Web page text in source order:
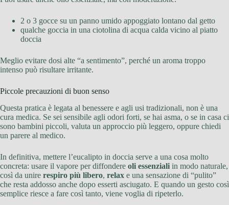
2 o 3 gocce su un panno umido appoggiato lontano dal getto
qualche goccia in una ciotolina di acqua calda vicino al piatto
doccia
Meglio evitare dosi alte “a sentimento”, perché un aroma troppo
intenso può risultare irritante.
Piccole precauzioni di buon senso
Questa pratica è legata al benessere e agli usi tradizionali, non è una
cura medica. Se sei sensibile agli odori forti, se hai asma, o se in casa ci
sono bambini piccoli, valuta un approccio più leggero, oppure chiedi
un parere al medico.
In definitiva, mettere l’eucalipto in doccia serve a una cosa molto
concreta: usare il vapore per diffondere oli essenziali in modo naturale,
così da unire respiro più libero, relax e una sensazione di “pulito”
che resta addosso anche dopo esserti asciugato. E quando un gesto così
semplice riesce a fare così tanto, viene voglia di ripeterlo.